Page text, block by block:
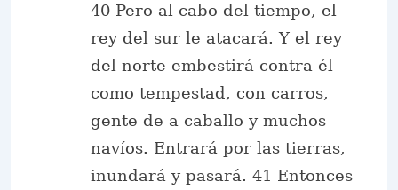
40 Pero al cabo del tiempo, el
rey del sur le atacará. Y el rey
del norte embestirá contra él
como tempestad, con carros,
gente de a caballo y muchos
navíos. Entrará por las tierras,
inundará y pasará. 41 Entonces